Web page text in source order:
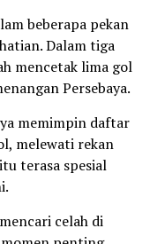
beberapa pekan
Dalam tiga
mencetak lima gol
Persebaya.
memimpin daftar
melewati rekan
terasa spesial
celah di